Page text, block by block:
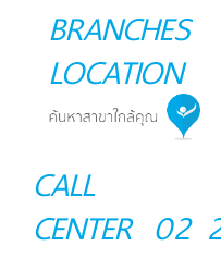
BRANCHES
LOCATION
CALL
CENTER 02